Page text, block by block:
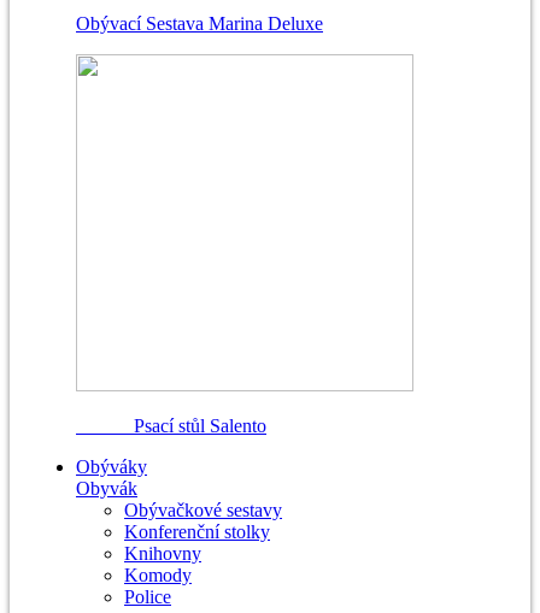
Obývací Sestava Marina Deluxe
Psací stůl Salento
Obýváky
Obyvák
Obývačkové sestavy
Konferenční stolky
Knihovny
Komody
Police